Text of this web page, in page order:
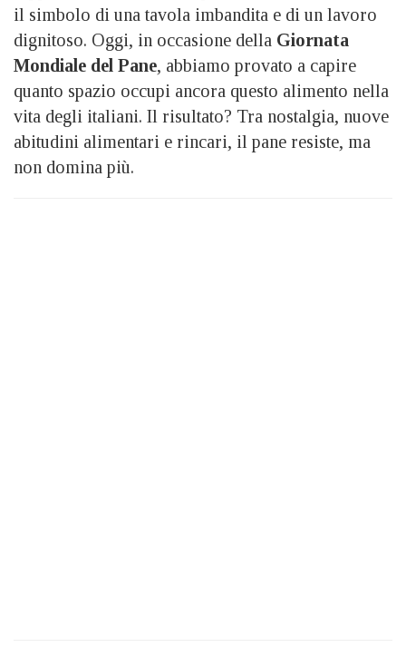
il simbolo di una tavola imbandita e di un lavoro
dignitoso. Oggi, in occasione della Giornata
Mondiale del Pane, abbiamo provato a capire
quanto spazio occupi ancora questo alimento nella
vita degli italiani. Il risultato? Tra nostalgia, nuove
abitudini alimentari e rincari, il pane resiste, ma
non domina più.